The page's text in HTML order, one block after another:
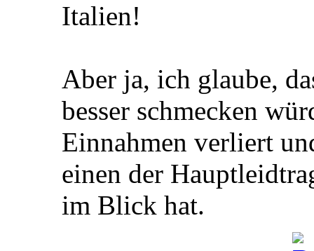
Italien!
Aber ja, ich glaube,
besser schmecken
Einnahmen verliert
einen der
im Blick hat.